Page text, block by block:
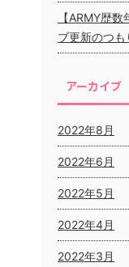
【ARMY歴
ブ更新のつも
アーカイブ
2022年8月
2022年6月
2022年5月
2022年4月
2022年3月